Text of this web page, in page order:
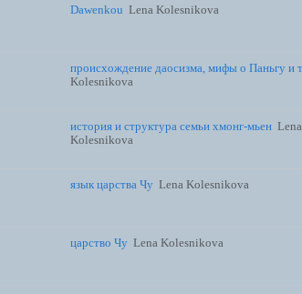
Dawenkou Lena Kolesnikova
происхождение даосизма, мифы о Паньгу и
Kolesnikova
история и структура семьи хмонг-мьен Lena
Kolesnikova
язык царства Чу Lena Kolesnikova
царство Чу Lena Kolesnikova